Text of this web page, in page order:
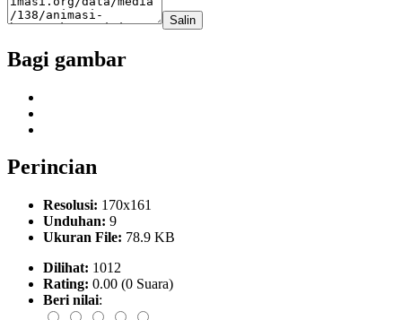
Salin
Bagi gambar
Perincian
Resolusi: 170x161
Unduhan: 9
Ukuran File: 78.9 KB
Dilihat: 1012
Rating: 0.00 (0 Suara)
Beri nilai: